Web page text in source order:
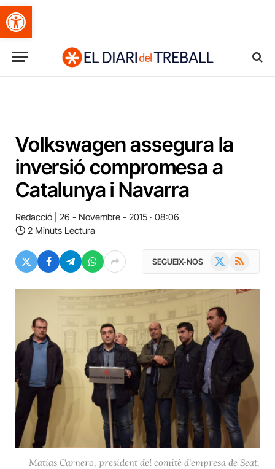
Obre la barra d'eines
Volkswagen assegura la
inversió compromesa a
Catalunya i Navarra
Redacció
26 - Novembre - 2015 · 08:06
2 Minuts Lectura
SEGUEIX-NOS RSS
Matias Carnero, president del comitè d'empresa de Seat,